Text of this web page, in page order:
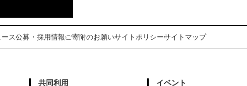
ース公募・採用情報ご寄附のお願いサイトポリシーサイトマップ
共同利用 イベント